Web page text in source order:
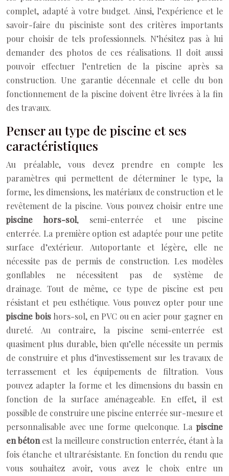
complet, adapté à votre budget. Ainsi, l’expérience et le
savoir-faire du pisciniste sont des critères importants
pour choisir de tels professionnels. N’hésitez pas à lui
demander des photos de ces réalisations. Il doit aussi
pouvoir effectuer l’entretien de la piscine après sa
construction. Une garantie décennale et celle du bon
fonctionnement de la piscine doivent être livrées à la fin
des travaux.
Penser au type de piscine et ses
caractéristiques
Au préalable, vous devez prendre en compte les
paramètres qui permettent de déterminer le type, la
forme, les dimensions, les matériaux de construction et le
revêtement de la piscine. Vous pouvez choisir entre une
piscine hors-sol, semi-enterrée et une piscine
enterrée. La première option est adaptée pour une petite
surface d’extérieur. Autoportante et légère, elle ne
nécessite pas de permis de construction. Les modèles
gonflables ne nécessitent pas de système de
drainage. Tout de même, ce type de piscine est peu
résistant et peu esthétique. Vous pouvez opter pour une
piscine boishors-sol, en PVC ou en acier pour gagner en
dureté. Au contraire, la piscine semi-enterrée est
quasiment plus durable, bien qu’elle nécessite un permis
de construire et plus d’investissement sur les travaux de
terrassement et les équipements de filtration. Vous
pouvez adapter la forme et les dimensions du bassin en
fonction de la surface aménageable. En effet, il est
possible de construire une piscine enterrée sur-mesure et
personnalisable avec une forme quelconque. La piscine
en béton est la meilleure construction enterrée, étant à la
fois étanche et ultrarésistante. En fonction du rendu que
vous souhaitez avoir, vous avez le choix entre un